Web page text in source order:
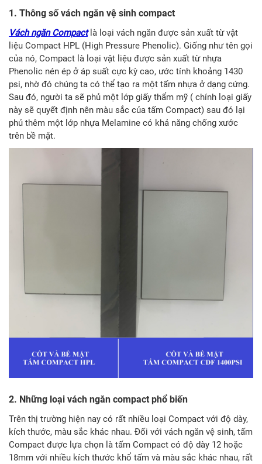
1. Thông số vách ngăn vệ sinh compact
Vách ngăn Compactlà loại vách ngăn được sản xuất từ vật
liệu Compact HPL (High Pressure Phenolic). Giống như tên gọi
của nó, Compact là loại vật liệu được sản xuất từ nhựa
Phenolic nén ép ở áp suất cực kỳ cao, ước tính khoảng 1430
psi, nhờ đó chúng ta có thể tạo ra một tấm nhựa ở dạng cứng.
Sau đó, người ta sẽ phủ một lớp giấy thẩm mỹ ( chính loại giấy
này sẽ quyết định nên màu sắc của tấm Compact) sau đó lại
phủ thêm một lớp nhựa Melamine có khả năng chống xước
trên bề mặt.
2. Những loại vách ngăn compact phổ biến
Trên thị trường hiện nay có rất nhiều loại Compact với độ dày,
kích thước, màu sắc khác nhau. Đối với vách ngăn vệ sinh, tấm
Compact được lựa chọn là tấm Compact có độ dày 12 hoặc
18mm với nhiều kích thước khổ tấm và màu sắc khác nhau, rất